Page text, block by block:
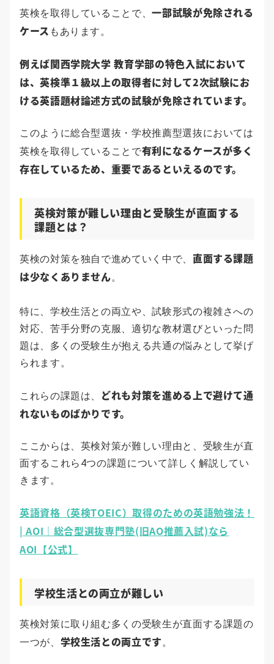
英検を取得していることで、一部試験が免除される
ケース もあります。
例えば関西学院大学 教育学部の特色入試において
は、英検準１級以上の取得者に対して2次試験にお
ける英語題材論述方式の試験が免除されています。
このように総合型選抜・学校推薦型選抜においては
英検を取得していることで有利になるケースが多く
存在しているため、重要であるといえるのです。
英検対策が難しい理由と受験生が直面する
課題とは？
英検の対策を独自で進めていく中で、 直面する課題
は少なくありません。
特に、学校生活との両立や、試験形式の複雑さへの
対応、苦手分野の克服、適切な教材選びといった問
題は、多くの受験生が抱える共通の悩みとして挙げ
られます。
これらの課題は、 どれも対策を進める上で避けて通
れないものばかりです。
ここからは、英検対策が難しい理由と、受験生が直
面するこれら4つの課題について詳しく解説してい
きます。
英語資格（英検TOEIC）取得のための英語勉強法！
| AOI｜総合型選抜専門塾(旧AO推薦入試)なら
AOI【公式】
学校生活との両立が難しい
英検対策に取り組む多くの受験生が直面する課題の
一つが、 学校生活との両立です。